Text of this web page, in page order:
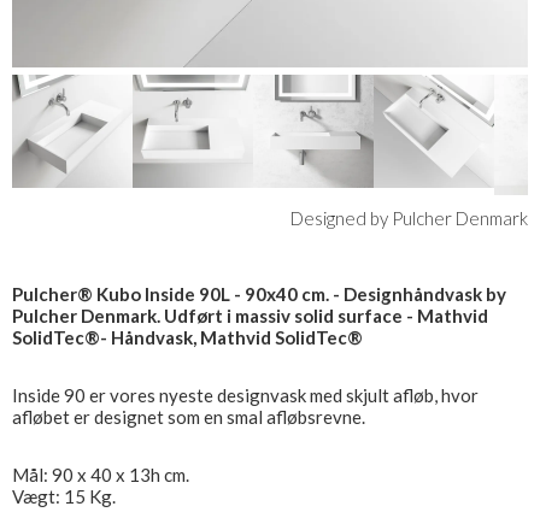
Designed by Pulcher Denmark
Pulcher® Kubo Inside 90L - 90x40 cm. - Designhåndvask by
Pulcher Denmark. Udført i massiv solid surface - Mathvid
SolidTec®- Håndvask, Mathvid SolidTec®
Inside 90 er vores nyeste designvask med skjult afløb, hvor
afløbet er designet som en smal afløbsrevne.
Mål: 90 x 40 x 13h cm.
Vægt: 15 Kg.